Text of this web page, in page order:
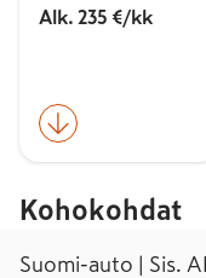
Alk. 235 €/kk
Kohokohdat
Suomi-auto | Sis.